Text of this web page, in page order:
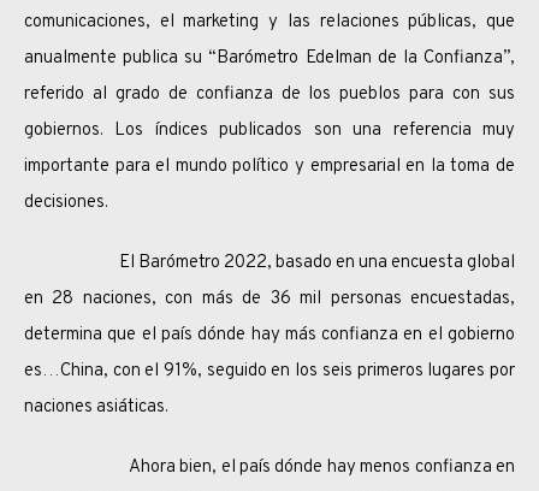
comunicaciones, el marketing y las relaciones públicas, que
anualmente publica su “Barómetro Edelman de la Confianza”,
referido al grado de confianza de los pueblos para con sus
gobiernos. Los índices publicados son una referencia muy
importante para el mundo político y empresarial en la toma de
decisiones.
El Barómetro 2022, basado en una encuesta global
en 28 naciones, con más de 36 mil personas encuestadas,
determina que el país dónde hay más confianza en el gobierno
es…China, con el 91%, seguido en los seis primeros lugares por
naciones asiáticas.
Ahora bien, el país dónde hay menos confianza en